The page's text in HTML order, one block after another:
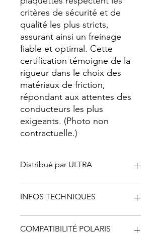
critères de sécurité et de
qualité les plus stricts,
assurant ainsi un freinage
fiable et optimal. Cette
certification témoigne de la
rigueur dans le choix des
matériaux de friction,
répondant aux attentes des
conducteurs les plus
exigeants. (Photo non
contractuelle.)
Distribué par ULTRA
ULTRA motors Garage
INFOS TECHNIQUES
Largeur: 39.6
COMPATIBILITÉ POLARIS